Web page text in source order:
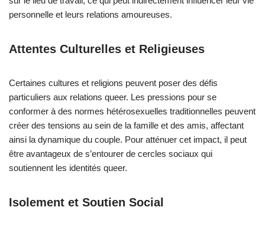
personnelle et leurs relations amoureuses.
Attentes Culturelles et Religieuses
Certaines cultures et religions peuvent poser des défis
particuliers aux relations queer. Les pressions pour se
conformer à des normes hétérosexuelles traditionnelles peuvent
créer des tensions au sein de la famille et des amis, affectant
ainsi la dynamique du couple. Pour atténuer cet impact, il peut
être avantageux de s’entourer de cercles sociaux qui
soutiennent les identités queer.
Isolement et Soutien Social